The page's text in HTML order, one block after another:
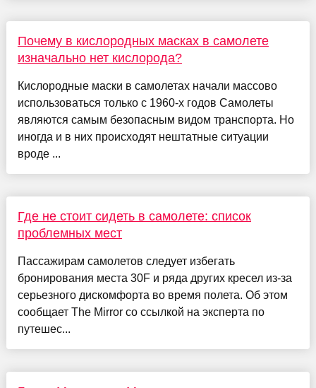
Почему в кислородных масках в самолете
изначально нет кислорода?
Кислородные маски в самолетах начали массово
использоваться только с 1960-х годов Самолеты
являются самым безопасным видом транспорта. Но
иногда и в них происходят нештатные ситуации
вроде ...
Где не стоит сидеть в самолете: список
проблемных мест
Пассажирам самолетов следует избегать
бронирования места 30F и ряда других кресел из-за
серьезного дискомфорта во время полета. Об этом
сообщает The Mirror со ссылкой на эксперта по
путешес...